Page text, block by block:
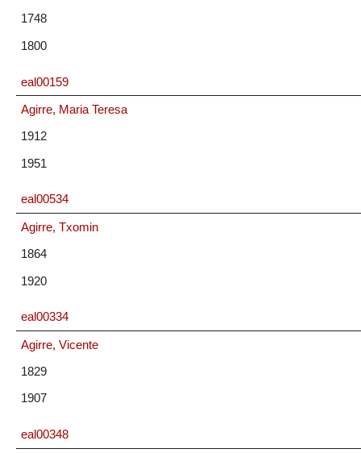
1748
1800
eal00159
Agirre, Maria Teresa
1912
1951
eal00534
Agirre, Txomin
1864
1920
eal00334
Agirre, Vicente
1829
1907
eal00348